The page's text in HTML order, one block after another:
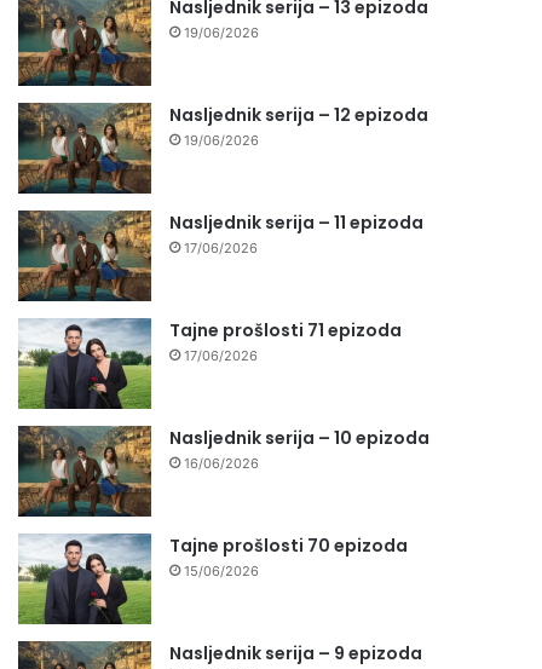
Nasljednik serija – 13 epizoda
19/06/2026
Nasljednik serija – 12 epizoda
19/06/2026
Nasljednik serija – 11 epizoda
17/06/2026
Tajne prošlosti 71 epizoda
17/06/2026
Nasljednik serija – 10 epizoda
16/06/2026
Tajne prošlosti 70 epizoda
15/06/2026
Nasljednik serija – 9 epizoda